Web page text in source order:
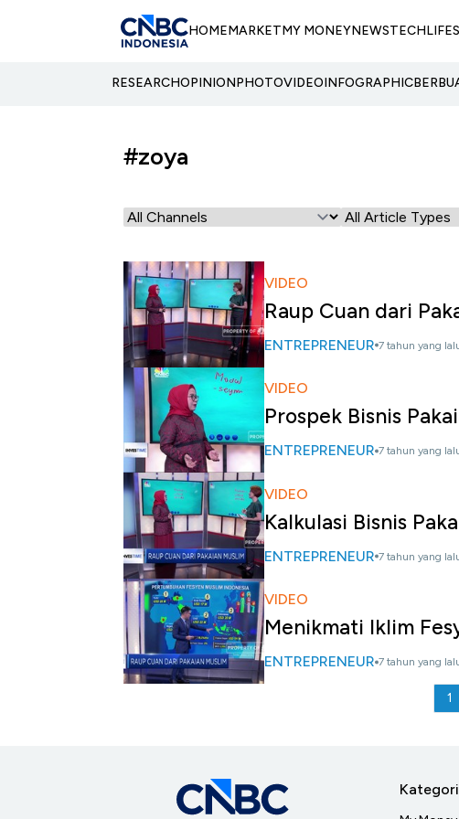
HOMEMARKETMY MONEYNEWSTECH
RESEARCHOPINIONPHOTOVIDEOINFOGRAPHIC
#zoya
VIDEO
Raup Cuan dari
ENTREPRENEUR 7 tahun yang
VIDEO
Prospek Bisnis
ENTREPRENEUR 7 tahun yang
VIDEO
Kalkulasi Bisnis
ENTREPRENEUR 7 tahun yang
VIDEO
Menikmati Iklim
ENTREPRENEUR 7 tahun yang
1
Kategori